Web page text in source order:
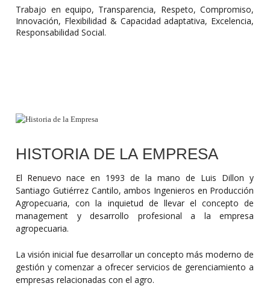
Trabajo en equipo, Transparencia, Respeto, Compromiso,
Innovación, Flexibilidad & Capacidad adaptativa, Excelencia,
Responsabilidad Social.
HISTORIA DE LA EMPRESA
El Renuevo nace en 1993 de la mano de Luis Dillon y
Santiago Gutiérrez Cantilo, ambos Ingenieros en Producción
Agropecuaria, con la inquietud de llevar el concepto de
management y desarrollo profesional a la empresa
agropecuaria.
La visión inicial fue desarrollar un concepto más moderno de
gestión y comenzar a ofrecer servicios de gerenciamiento a
empresas relacionadas con el agro.